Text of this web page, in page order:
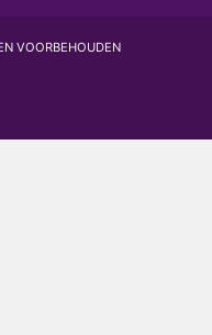
VOORBEHOUDEN